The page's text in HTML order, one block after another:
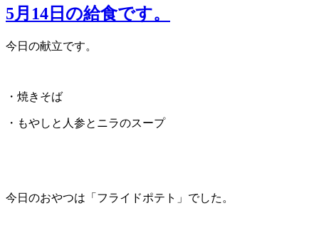
5月14日の給食です。
今日の献立です。
・焼きそば
・もやしと人参とニラのスープ
今日のおやつは「フライドポテト」でした。